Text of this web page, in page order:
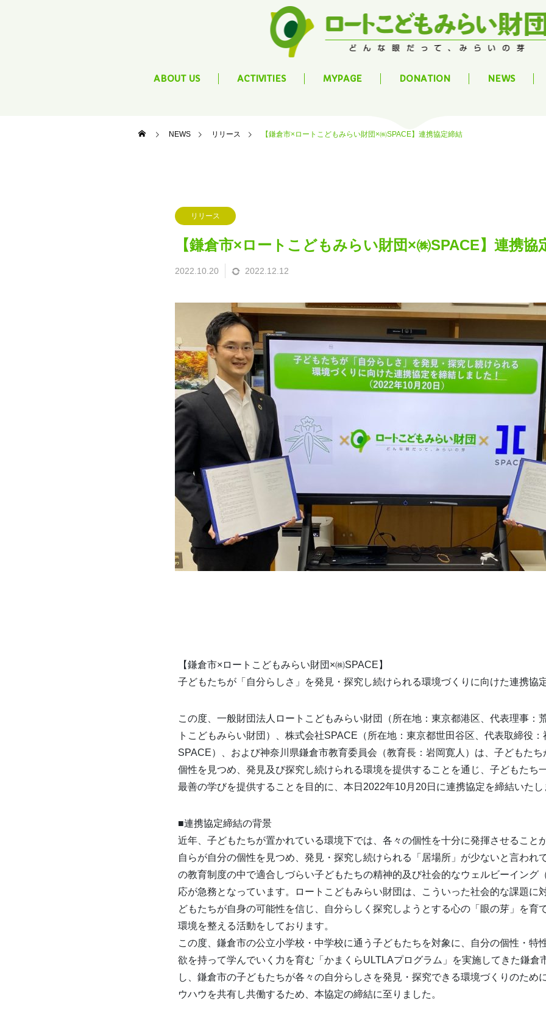
ABOUT US ACTIVITIES MYPAGE DONATION NEWS
NEWS リリース 【鎌倉市×ロートこどもみらい財団×㈱SPACE】連携協定締結
リリース
【鎌倉市×ロートこどもみらい財団×㈱SPACE】連携協
2022.10.20 2022.12.12
【鎌倉市×ロートこどもみらい財団×㈱SPACE】
子どもたちが「自分らしさ」を発見・探究し続けられる環境づくりに向けた連携協
この度、一般財団法人ロートこどもみらい財団（所在地：東京都港区、代表理事
トこどもみらい財団）、株式会社SPACE（所在地：東京都世田谷区、代表取締役
SPACE）、および神奈川県鎌倉市教育委員会（教育長：岩岡寛人）は、子どもた
個性を見つめ、発見及び探究し続けられる環境を提供することを通じ、子どもたち
最善の学びを提供することを目的に、本日2022年10月20日に連携協定を締結いたし
■連携協定締結の背景
近年、子どもたちが置かれている環境下では、各々の個性を十分に発揮させること
自らが自分の個性を見つめ、発見・探究し続けられる「居場所」が少ないと言われ
の教育制度の中で適合しづらい子どもたちの精神的及び社会的なウェルビーイング
応が急務となっています。ロートこどもみらい財団は、こういった社会的な課題に
どもたちが自身の可能性を信じ、自分らしく探究しようとする心の「眼の芽」を育
環境を整える活動をしております。
この度、鎌倉市の公立小学校・中学校に通う子どもたちを対象に、自分の個性・特
欲を持って学んでいく力を育む「かまくらULTLAプログラム」を実施してきた鎌倉
し、鎌倉市の子どもたちが各々の自分らしさを発見・探究できる環境づくりのため
ウハウを共有し共働するため、本協定の締結に至りました。